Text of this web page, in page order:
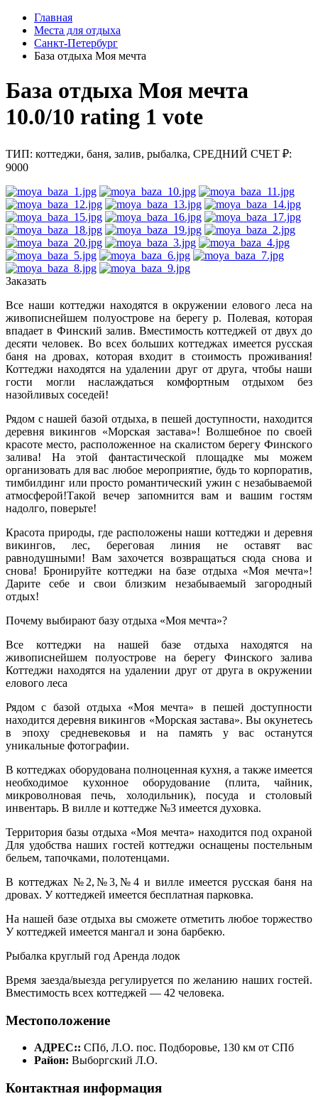
Главная
Места для отдыха
Санкт-Петербург
База отдыха Моя мечта
База отдыха Моя мечта
10.0/10 rating 1 vote
ТИП: коттеджи, баня, залив, рыбалка, СРЕДНИЙ СЧЕТ ₽:
9000
Заказать
Все наши коттеджи находятся в окружении елового леса на
живописнейшем полуострове на берегу р. Полевая, которая
впадает в Финский залив. Вместимость коттеджей от двух до
десяти человек. Во всех больших коттеджах имеется русская
баня на дровах, которая входит в стоимость проживания!
Коттеджи находятся на удалении друг от друга, чтобы наши
гости могли наслаждаться комфортным отдыхом без
назойливых соседей!
Рядом с нашей базой отдыха, в пешей доступности, находится
деревня викингов «Морская застава»! Волшебное по своей
красоте место, расположенное на скалистом берегу Финского
залива! На этой фантастической площадке мы можем
организовать для вас любое мероприятие, будь то корпоратив,
тимбилдинг или просто романтический ужин с незабываемой
атмосферой!Такой вечер запомнится вам и вашим гостям
надолго, поверьте!
Красота природы, где расположены наши коттеджи и деревня
викингов, лес, береговая линия не оставят вас
равнодушными! Вам захочется возвращаться сюда снова и
снова! Бронируйте коттеджи на базе отдыха «Моя мечта»!
Дарите себе и свои близким незабываемый загородный
отдых!
Почему выбирают базу отдыха «Моя мечта»?
Все коттеджи на нашей базе отдыха находятся на
живописнейшем полуострове на берегу Финского залива
Коттеджи находятся на удалении друг от друга в окружении
елового леса
Рядом с базой отдыха «Моя мечта» в пешей доступности
находится деревня викингов «Морская застава». Вы окунетесь
в эпоху средневековья и на память у вас останутся
уникальные фотографии.
В коттеджах оборудована полноценная кухня, а также имеется
необходимое кухонное оборудование (плита, чайник,
микроволновая печь, холодильник), посуда и столовый
инвентарь. В вилле и коттедже №3 имеется духовка.
Территория базы отдыха «Моя мечта» находится под охраной
Для удобства наших гостей коттеджи оснащены постельным
бельем, тапочками, полотенцами.
В коттеджах №2,№3,№4 и вилле имеется русская баня на
дровах. У коттеджей имеется бесплатная парковка.
На нашей базе отдыха вы сможете отметить любое торжество
У коттеджей имеется мангал и зона барбекю.
Рыбалка круглый год Аренда лодок
Время заезда/выезда регулируется по желанию наших гостей.
Вместимость всех коттеджей — 42 человека.
Местоположение
АДРЕС:: СПб, Л.О. пос. Подборовье, 130 км от СПб
Район: Выборгский Л.О.
Контактная информация